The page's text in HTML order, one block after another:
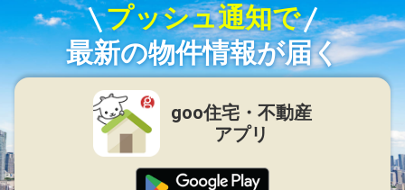
プッシュ通知で
最新の物件情報が届く
goo住宅・不動産
アプリ